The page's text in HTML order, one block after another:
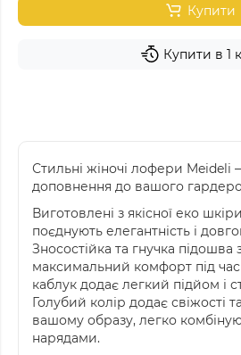
Купити
Купити в 1
Стильні жіночі лофери Meideli
доповнення до вашого
Виготовлені з якісної еко
поєднують елегантність і
Зносостійка та гнучка підошва
максимальний комфорт під час
каблук додає легкий підйом і
Голубий колір додає свіжості
вашому образу, легко
нарядами.